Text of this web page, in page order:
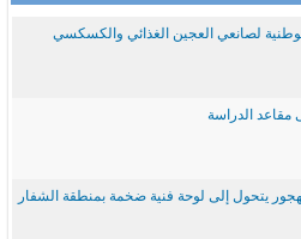
لصانعي العجين الغذائي والكسكسي
مقاعد الدراسة
يتحول إلى لوحة فنية ضخمة بمنطقة الشفار